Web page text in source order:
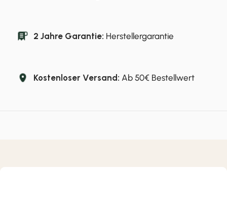
2 Jahre Garantie: Herstellergarantie
Kostenloser Versand: Ab 50€ Bestellwert